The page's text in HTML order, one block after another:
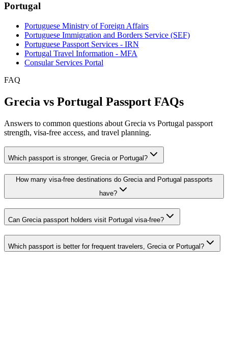
Portugal
Portuguese Ministry of Foreign Affairs
Portuguese Immigration and Borders Service (SEF)
Portuguese Passport Services - IRN
Portugal Travel Information - MFA
Consular Services Portal
FAQ
Grecia vs Portugal Passport FAQs
Answers to common questions about Grecia vs Portugal passport
strength, visa-free access, and travel planning.
Which passport is stronger, Grecia or Portugal?
How many visa-free destinations do Grecia and Portugal passports
have?
Can Grecia passport holders visit Portugal visa-free?
Which passport is better for frequent travelers, Grecia or Portugal?